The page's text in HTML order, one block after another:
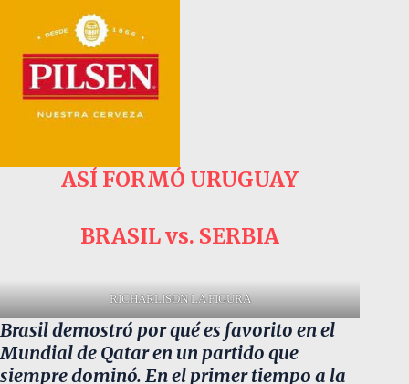
ASÍ FORMÓ URUGUAY
BRASIL vs. SERBIA
RICHARLISON LA FIGURA
Brasil demostró por qué es favorito en el
Mundial de Qatar en un partido que
siempre dominó. En el primer tiempo a la